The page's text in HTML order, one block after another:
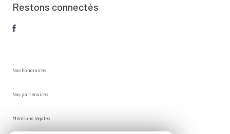
Restons connectés
Nos honoraires
Nos partenaires
Mentions légales